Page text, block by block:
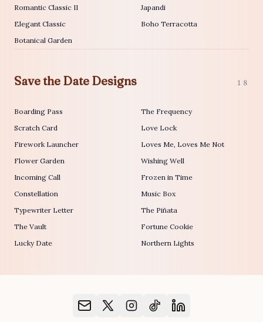
Romantic Classic II
Elegant Classic
Botanical Garden
Japandi
Boho Terracotta
Save the Date Designs 18
Boarding Pass
Scratch Card
Firework Launcher
Flower Garden
Incoming Call
Constellation
Typewriter Letter
The Vault
Lucky Date
The Frequency
Love Lock
Loves Me, Loves Me Not
Wishing Well
Frozen in Time
Music Box
The Piñata
Fortune Cookie
Northern Lights